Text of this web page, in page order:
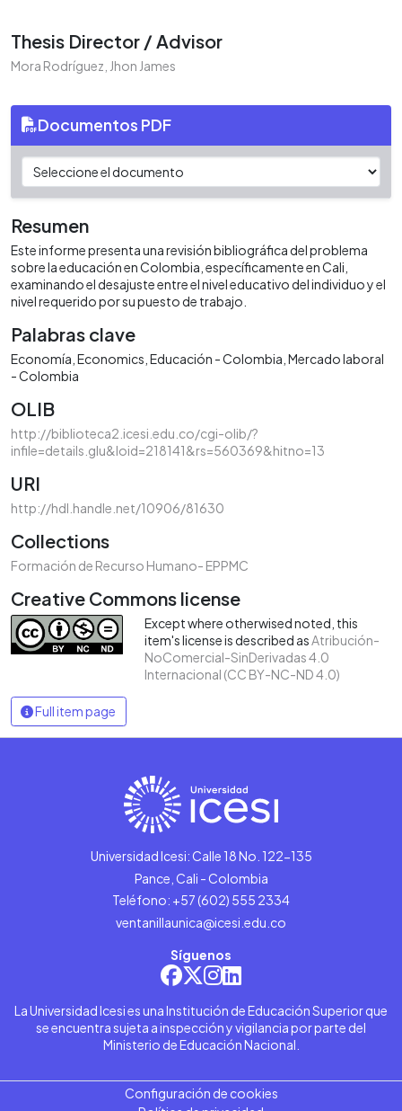
Thesis Director / Advisor
Mora Rodríguez, Jhon James
Documentos PDF
Resumen
Este informe presenta una revisión bibliográfica del problema
sobre la educación en Colombia, específicamente en Cali,
examinando el desajuste entre el nivel educativo del individuo y el
nivel requerido por su puesto de trabajo.
Palabras clave
Economía Economics Educación - Colombia Mercado laboral
- Colombia
OLIB
http://biblioteca2.icesi.edu.co/cgi-olib/?
infile=details.glu&loid=218141&rs=560369&hitno=13
URI
http://hdl.handle.net/10906/81630
Collections
Formación de Recurso Humano- EPPMC
Creative Commons license
Except where otherwised noted, this
item's license is described asAtribución-
NoComercial-SinDerivadas 4.0
Internacional (CC BY-NC-ND 4.0)
Full item page
Universidad Icesi: Calle 18 No. 122-135
Pance, Cali - Colombia
Teléfono: +57 (602) 555 2334
ventanillaunica@icesi.edu.co
Síguenos
La Universidad Icesi es una Institución de Educación Superior que
se encuentra sujeta a inspección y vigilancia por parte del
Ministerio de Educación Nacional.
Configuración de cookies